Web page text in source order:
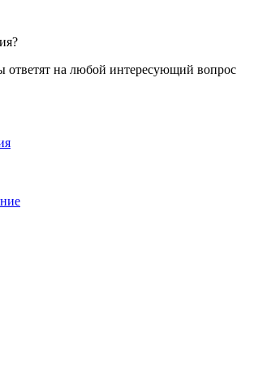
ответят на любой интересующий вопрос